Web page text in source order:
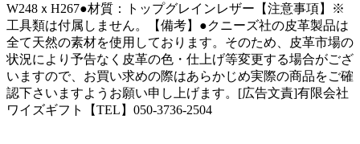
W248ｘH267●材質：トップグレインレザー【注意事項】※
工具類は付属しません。【備考】●クニーズ社の皮革製品は
全て天然の素材を使用しております。そのため、皮革市場の
状況により予告なく皮革の色・仕上げ等変更する場合がござ
いますので、お買い求めの際はあらかじめ実際の商品をご確
認下さいますようお願い申し上げます。[広告文責]有限会社
ワイズギフト【TEL】050-3736-2504